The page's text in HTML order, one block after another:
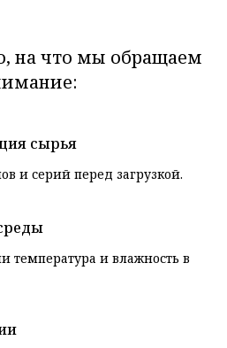
на что мы обращаем
сырья
и серий перед загрузкой.
температура и влажность в